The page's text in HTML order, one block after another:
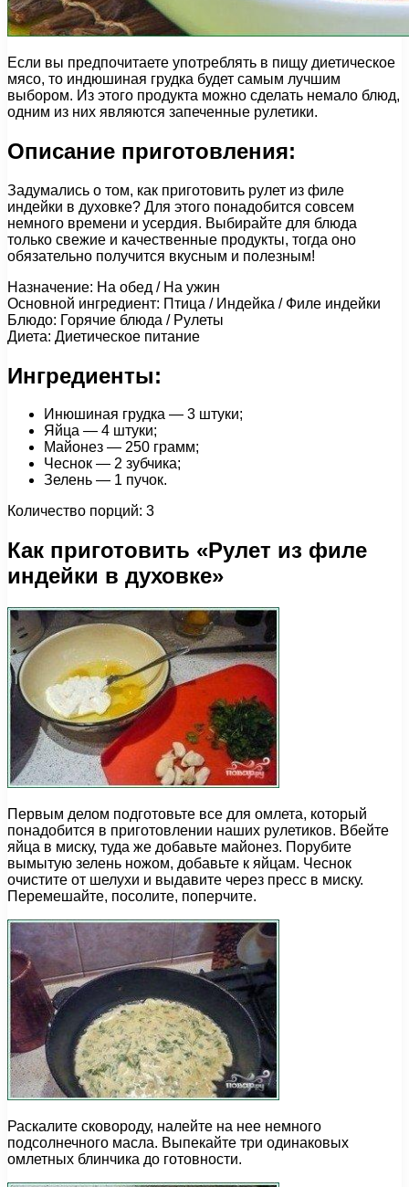
Если вы предпочитаете употреблять в пищу диетическое
мясо, то индюшиная грудка будет самым лучшим
выбором. Из этого продукта можно сделать немало блюд,
одним из них являются запеченные рулетики.
Описание приготовления:
Задумались о том, как приготовить рулет из филе
индейки в духовке? Для этого понадобится совсем
немного времени и усердия. Выбирайте для блюда
только свежие и качественные продукты, тогда оно
обязательно получится вкусным и полезным!
Назначение: На обед / На ужин
Основной ингредиент: Птица / Индейка / Филе индейки
Блюдо: Горячие блюда / Рулеты
Диета: Диетическое питание
Ингредиенты:
Инюшиная грудка — 3 штуки;
Яйца — 4 штуки;
Майонез — 250 грамм;
Чеснок — 2 зубчика;
Зелень — 1 пучок.
Количество порций: 3
Как приготовить «Рулет из филе
индейки в духовке»
Первым делом подготовьте все для омлета, который
понадобится в приготовлении наших рулетиков. Вбейте
яйца в миску, туда же добавьте майонез. Порубите
вымытую зелень ножом, добавьте к яйцам. Чеснок
очистите от шелухи и выдавите через пресс в миску.
Перемешайте, посолите, поперчите.
Раскалите сковороду, налейте на нее немного
подсолнечного масла. Выпекайте три одинаковых
омлетных блинчика до готовности.